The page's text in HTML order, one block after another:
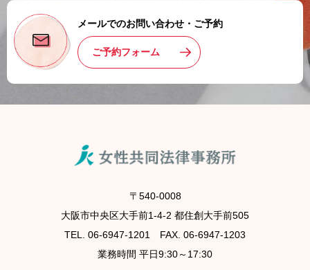
メールでのお問い合わせ・ご予約
ご予約フォーム
〒540-0008
大阪市中央区大手前1-4-2 都住創大手前505
TEL. 06-6947-1201 FAX. 06-6947-1203
業務時間 平日9:30～17:30